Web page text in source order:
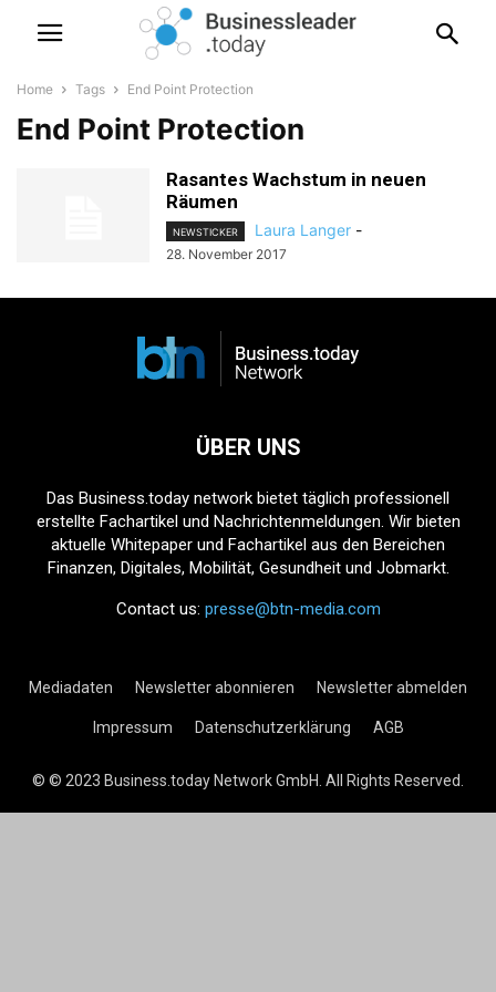
Home Tags End Point Protection
End Point Protection
Rasantes Wachstum in neuen
Räumen
NEWSTICKER Laura Langer -
28. November 2017
ÜBER UNS
Das Business.today network bietet täglich professionell
erstellte Fachartikel und Nachrichtenmeldungen. Wir bieten
aktuelle Whitepaper und Fachartikel aus den Bereichen
Finanzen, Digitales, Mobilität, Gesundheit und Jobmarkt.
Contact us: presse@btn-media.com
Mediadaten Newsletter abonnieren Newsletter abmelden
Impressum Datenschutzerklärung AGB
© © 2023 Business.today Network GmbH. All Rights Reserved.